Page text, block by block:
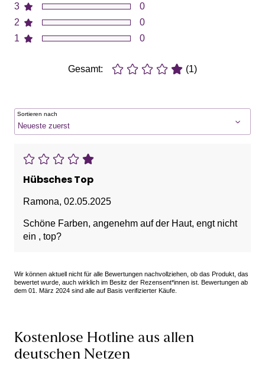
3
2
1
0
0
0
Gesamt: (1)
Sortieren nach
Hübsches Top
Ramona, 02.05.2025
Schöne Farben, angenehm auf der Haut, engt nicht
ein , top?
Wir können aktuell nicht für alle Bewertungen nachvollziehen, ob das Produkt, das
bewertet wurde, auch wirklich im Besitz der Rezensent*innen ist. Bewertungen ab
dem 01. März 2024 sind alle auf Basis verifizierter Käufe.
Kostenlose Hotline aus allen
deutschen Netzen